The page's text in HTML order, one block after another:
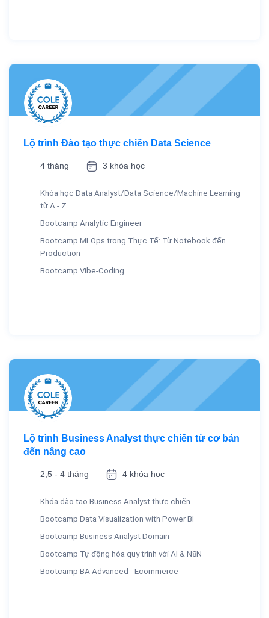
Lộ trình Đào tạo thực chiến Data Science
4 tháng 3 khóa học
Khóa học Data Analyst/Data Science/Machine Learning
từ A - Z
Bootcamp Analytic Engineer
Bootcamp MLOps trong Thực Tế: Từ Notebook đến
Production
Bootcamp Vibe-Coding
Lộ trình Business Analyst thực chiến từ cơ bản
đến nâng cao
2,5 - 4 tháng 4 khóa học
Khóa đào tạo Business Analyst thực chiến
Bootcamp Data Visualization with Power BI
Bootcamp Business Analyst Domain
Bootcamp Tự động hóa quy trình với AI & N8N
Bootcamp BA Advanced - Ecommerce